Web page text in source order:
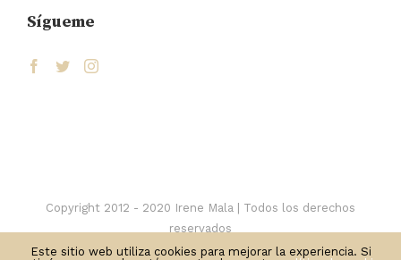
Sígueme
Copyright 2012 - 2020 Irene Mala | Todos los derechos
reservados
Privacidad -Cookies
Este sitio web utiliza cookies para mejorar la experiencia. Si